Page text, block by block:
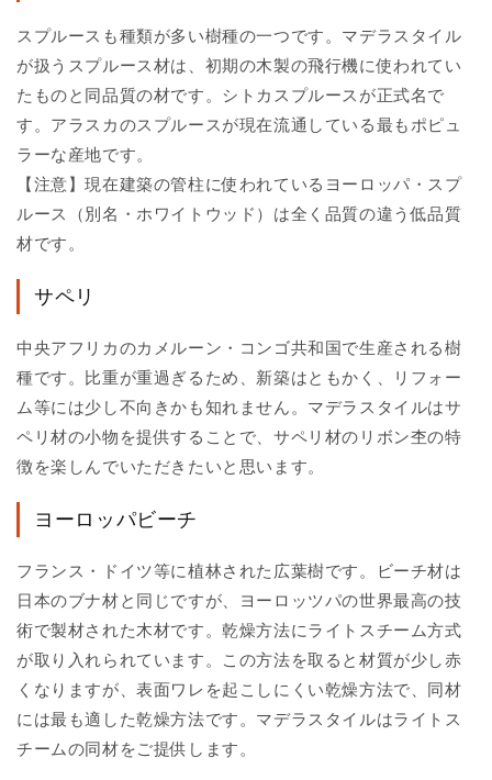
スプルースも種類が多い樹種の一つです。マデラスタイル
が扱うスプルース材は、初期の木製の飛行機に使われてい
たものと同品質の材です。シトカスプルースが正式名で
す。アラスカのスプルースが現在流通している最もポピュ
ラーな産地です。
【注意】現在建築の管柱に使われているヨーロッパ・スプ
ルース（別名・ホワイトウッド）は全く品質の違う低品質
材です。
サペリ
中央アフリカのカメルーン・コンゴ共和国で生産される樹
種です。比重が重過ぎるため、新築はともかく、リフォー
ム等には少し不向きかも知れません。マデラスタイルはサ
ペリ材の小物を提供することで、サペリ材のリボン杢の特
徴を楽しんでいただきたいと思います。
ヨーロッパビーチ
フランス・ドイツ等に植林された広葉樹です。ビーチ材は
日本のブナ材と同じですが、ヨーロッツパの世界最高の技
術で製材された木材です。乾燥方法にライトスチーム方式
が取り入れられています。この方法を取ると材質が少し赤
くなりますが、表面ワレを起こしにくい乾燥方法で、同材
には最も適した乾燥方法です。マデラスタイルはライトス
チームの同材をご提供します。